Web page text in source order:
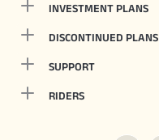
INVESTMENT PLANS
DISCONTINUED PLANS
SUPPORT
RIDERS